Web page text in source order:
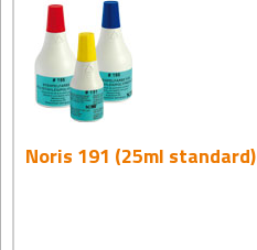
Noris 191 (25ml standard)